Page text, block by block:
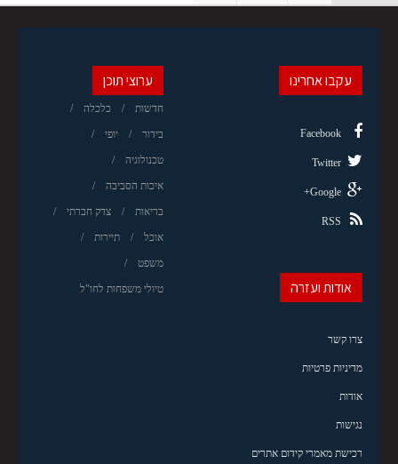
ערוצי תוכן
חדשות כלכלה
בידור יופי
טכנולוגיה
איכות הסביבה
בריאות צדק חברתי
אוכל תיירות
משפט
טיולי משפחות לחו"ל
עקבו אחרינו
Facebook
Twitter
Google+
RSS
אודות ועזרה
צרו קשר
מדיניות פרטיות
אודות
נגישות
רכישת מאמרי קידום אתרים